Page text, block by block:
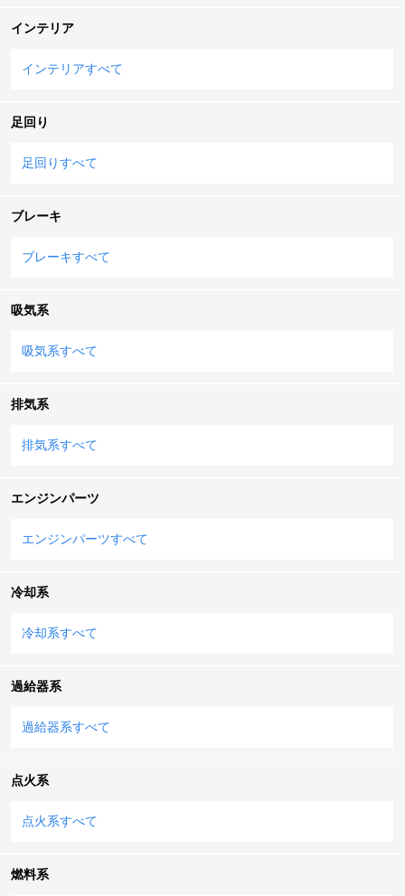
インテリア
インテリアすべて
足回り
足回りすべて
ブレーキ
ブレーキすべて
吸気系
吸気系すべて
排気系
排気系すべて
エンジンパーツ
エンジンパーツすべて
冷却系
冷却系すべて
過給器系
過給器系すべて
点火系
点火系すべて
燃料系